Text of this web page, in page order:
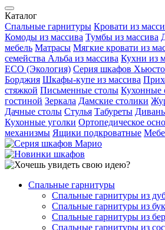
Каталог
Спальные гарнитуры Кровати из
Комоды из массива Тумбы из массива
мебель Матрасы Мягкие кровати из
семейства Альба из массива Кухни из
ECO (Экология) Серия шкафов
Борджия Шкафы-купе из массива
стяжкой Письменные столы Кухонные
гостиной Зеркала Дамские столики
Дачные столы Стулья Табуреты
Кухонные уголки Ортопедическое
механизмы Ящики подкроватные
Спальные гарнитуры
Спальные гарнитуры из
Спальные гарнитуры из
Спальные гарнитуры из
Спальные гарнитуры из